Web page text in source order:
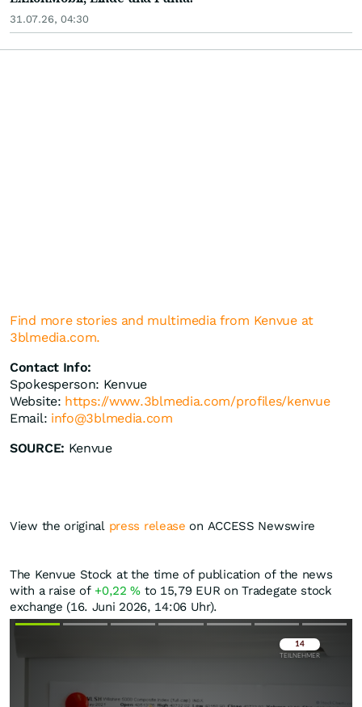
31.07.26, 04:30
Find more stories and multimedia from Kenvue at
3blmedia.com.
Contact Info:
Spokesperson: Kenvue
Website: https://www.3blmedia.com/profiles/kenvue
Email: info@3blmedia.com
SOURCE: Kenvue
View the original press release on ACCESS Newswire
The Kenvue Stock at the time of publication of the news
with a raise of +0,22% to 15,79 EUR on Tradegate stock
exchange (16. Juni 2026, 14:06 Uhr).